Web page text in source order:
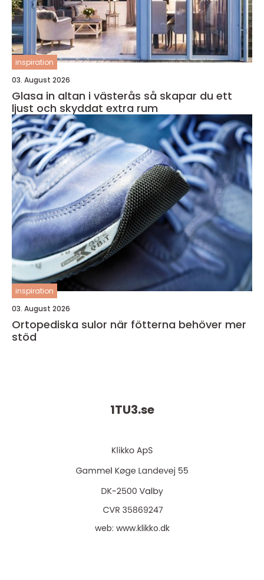
inspiration
03. August 2026
Glasa in altan i västerås så skapar du ett
ljust och skyddat extra rum
inspiration
03. August 2026
Ortopediska sulor när fötterna behöver mer
stöd
1TU3.se
web: www.klikko.dk